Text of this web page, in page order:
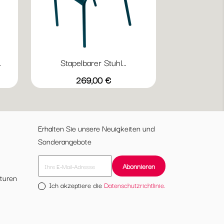
Stapelbarer Stuhl...
Preis
269,00 €
Vorschau
AbyssblauAcapulcoblau
Anthrazit
Chili Gewittergrau
Erhalten Sie unsere Neuigkeiten und
Sonderangebote
Ich akzeptiere die Datenschutzrichtlinie.